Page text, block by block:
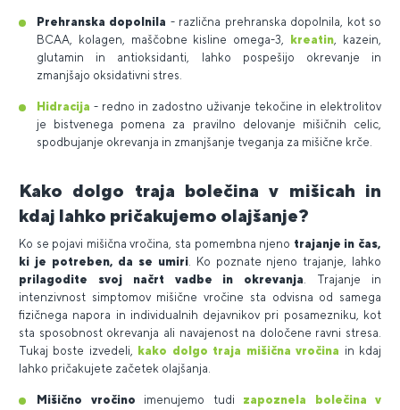
Prehranska dopolnila - različna prehranska dopolnila, kot so
BCAA, kolagen, maščobne kisline omega-3,
kreatin, kazein,
glutamin in antioksidanti, lahko pospešijo okrevanje in
zmanjšajo oksidativni stres.
Hidracija - redno in zadostno uživanje tekočine in elektrolitov
je bistvenega pomena za pravilno delovanje mišičnih celic,
spodbujanje okrevanja in zmanjšanje tveganja za mišične krče.
Kako dolgo traja bolečina v mišicah in
kdaj lahko pričakujemo olajšanje?
Ko se pojavi mišična vročina, sta pomembna njeno trajanje in čas,
ki je potreben, da se umiri. Ko poznate njeno trajanje, lahko
prilagodite svoj načrt vadbe in okrevanja. Trajanje in
intenzivnost simptomov mišične vročine sta odvisna od samega
fizičnega napora in individualnih dejavnikov pri posamezniku, kot
sta sposobnost okrevanja ali navajenost na določene ravni stresa.
Tukaj boste izvedeli, kako dolgo traja mišična vročina in kdaj
lahko pričakujete začetek olajšanja.
Mišično vročino imenujemo tudi zapoznela bolečina v